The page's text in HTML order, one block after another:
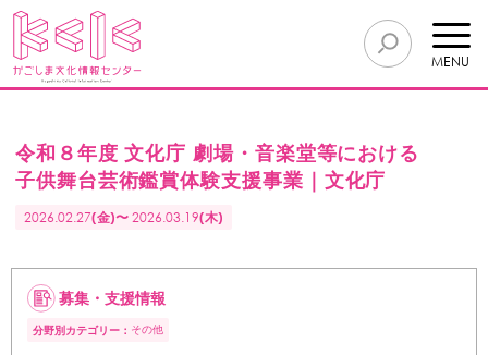
MENU
令和８年度 文化庁 劇場・音楽堂等における
子供舞台芸術鑑賞体験支援事業｜文化庁
2026.02.27(金)〜2026.03.19(木)
募集・支援情報
分野別カテゴリー： その他